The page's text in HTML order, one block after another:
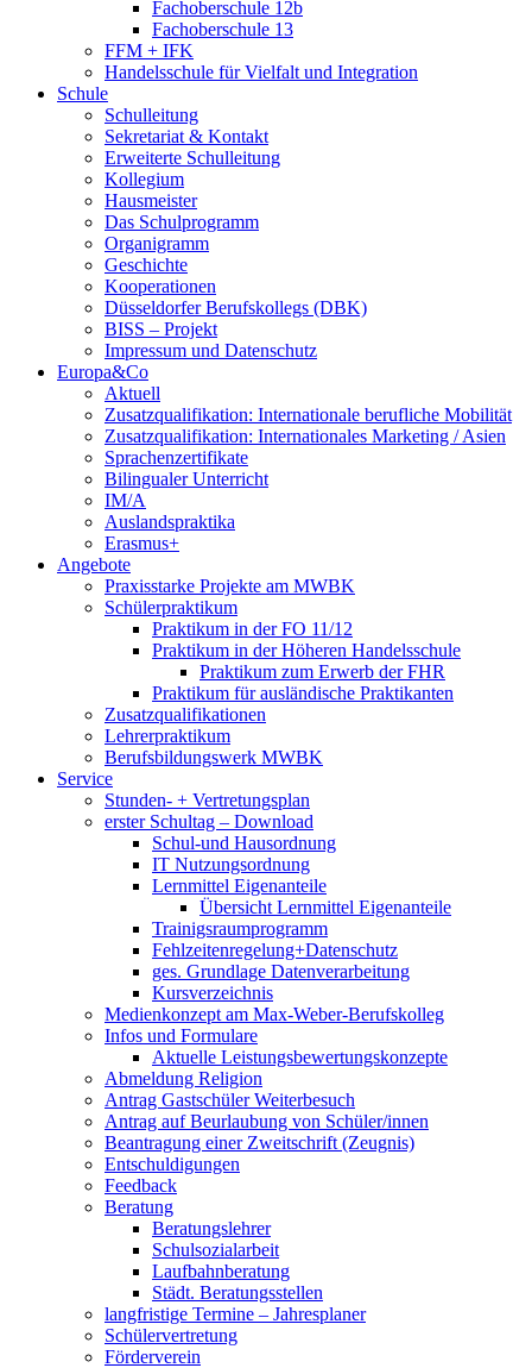
Fachoberschule 12b
Fachoberschule 13
FFM + IFK
Handelsschule für Vielfalt und Integration
Schule
Schulleitung
Sekretariat & Kontakt
Erweiterte Schulleitung
Kollegium
Hausmeister
Das Schulprogramm
Organigramm
Geschichte
Kooperationen
Düsseldorfer Berufskollegs (DBK)
BISS – Projekt
Impressum und Datenschutz
Europa&Co
Aktuell
Zusatzqualifikation: Internationale berufliche Mobilität
Zusatzqualifikation: Internationales Marketing / Asien
Sprachenzertifikate
Bilingualer Unterricht
IM/A
Auslandspraktika
Erasmus+
Angebote
Praxisstarke Projekte am MWBK
Schülerpraktikum
Praktikum in der FO 11/12
Praktikum in der Höheren Handelsschule
Praktikum zum Erwerb der FHR
Praktikum für ausländische Praktikanten
Zusatzqualifikationen
Lehrerpraktikum
Berufsbildungswerk MWBK
Service
Stunden- + Vertretungsplan
erster Schultag – Download
Schul-und Hausordnung
IT Nutzungsordnung
Lernmittel Eigenanteile
Übersicht Lernmittel Eigenanteile
Trainigsraumprogramm
Fehlzeitenregelung+Datenschutz
ges. Grundlage Datenverarbeitung
Kursverzeichnis
Medienkonzept am Max-Weber-Berufskolleg
Infos und Formulare
Aktuelle Leistungsbewertungskonzepte
Abmeldung Religion
Antrag Gastschüler Weiterbesuch
Antrag auf Beurlaubung von Schüler/innen
Beantragung einer Zweitschrift (Zeugnis)
Entschuldigungen
Feedback
Beratung
Beratungslehrer
Schulsozialarbeit
Laufbahnberatung
Städt. Beratungsstellen
langfristige Termine – Jahresplaner
Schülervertretung
Förderverein